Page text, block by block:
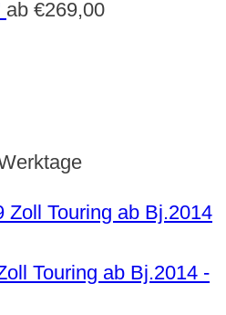
ab €269,00
Touring ab Bj.2014 -